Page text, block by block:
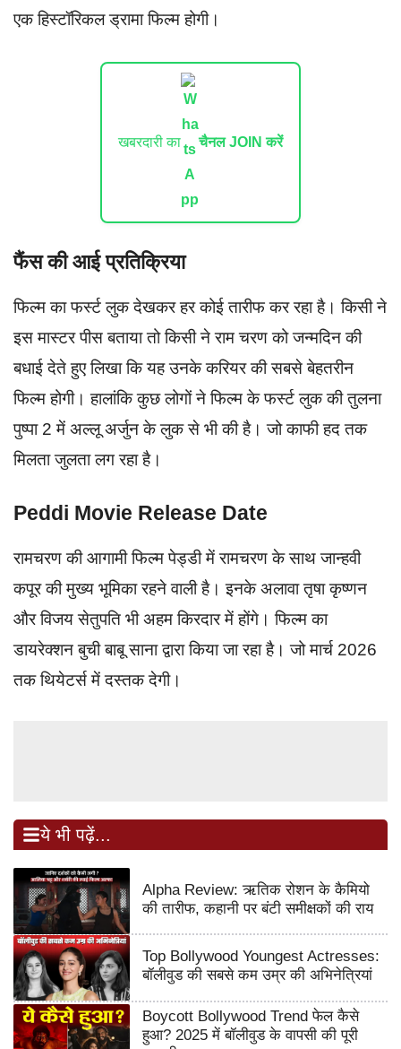
एक हिस्टॉरिकल ड्रामा फिल्म होगी।
खबरदारी का चैनल JOIN करें
फैंस की आई प्रतिक्रिया
फिल्म का फर्स्ट लुक देखकर हर कोई तारीफ कर रहा है। किसी ने
इस मास्टर पीस बताया तो किसी ने राम चरण को जन्मदिन की
बधाई देते हुए लिखा कि यह उनके करियर की सबसे बेहतरीन
फिल्म होगी। हालांकि कुछ लोगों ने फिल्म के फर्स्ट लुक की तुलना
पुष्पा 2 में अल्लू अर्जुन के लुक से भी की है। जो काफी हद तक
मिलता जुलता लग रहा है।
Peddi Movie Release Date
रामचरण की आगामी फिल्म पेड्डी में रामचरण के साथ जान्हवी
कपूर की मुख्य भूमिका रहने वाली है। इनके अलावा तृषा कृष्णन
और विजय सेतुपति भी अहम किरदार में होंगे। फिल्म का
डायरेक्शन बुची बाबू साना द्वारा किया जा रहा है। जो मार्च 2026
तक थियेटर्स में दस्तक देगी।
ये भी पढ़ें...
Alpha Review: ऋतिक रोशन के कैमियो
की तारीफ, कहानी पर बंटी समीक्षकों की राय
Top Bollywood Youngest Actresses:
बॉलीवुड की सबसे कम उम्र की अभिनेत्रियां
Boycott Bollywood Trend फेल कैसे
हुआ? 2025 में बॉलीवुड के वापसी की पूरी